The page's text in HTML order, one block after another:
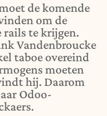
de komende
om de
rails te krijgen.
Vandenbroucke
taboe overeind
moeten
hij. Daarom
Odoo-